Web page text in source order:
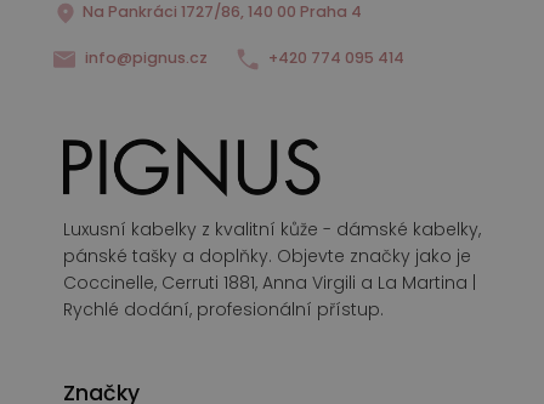
Na Pankráci 1727/86, 140 00 Praha 4
info@pignus.cz +420 774 095 414
Luxusní kabelky z kvalitní kůže - dámské kabelky,
pánské tašky a doplňky. Objevte značky jako je
Coccinelle, Cerruti 1881, Anna Virgili a La Martina |
Rychlé dodání, profesionální přístup.
Značky